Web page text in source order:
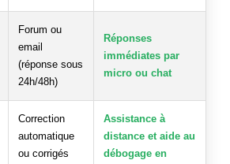
Forum ou
email
(réponse sous
24h/48h)
Réponses
immédiates par
micro ou chat
Correction
automatique
ou corrigés
Assistance à
distance et aide au
débogage en